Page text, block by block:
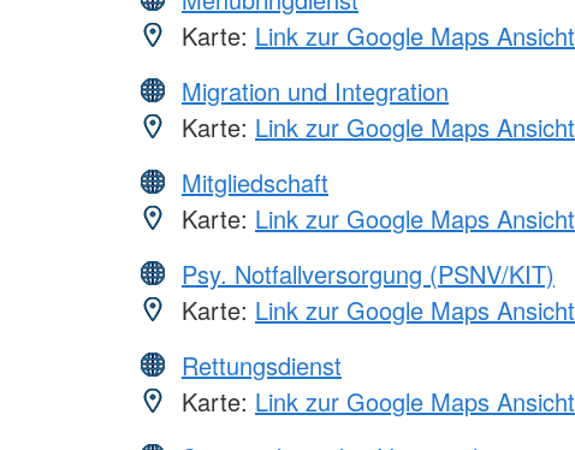
Karte: Link zur Google Maps Ansicht
Migration und Integration
Karte: Link zur Google Maps Ansicht
Mitgliedschaft
Karte: Link zur Google Maps Ansicht
Psy. Notfallversorgung (PSNV/KIT)
Karte: Link zur Google Maps Ansicht
Rettungsdienst
Karte: Link zur Google Maps Ansicht